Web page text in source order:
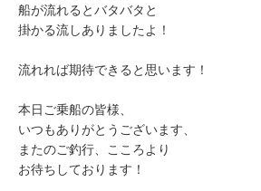
船が流れるとバタバタと
掛かる流しありましたよ！
流れれば期待できると思います！
本日ご乗船の皆様、
いつもありがとうございます、
またのご釣行、こころより
お待ちしております！